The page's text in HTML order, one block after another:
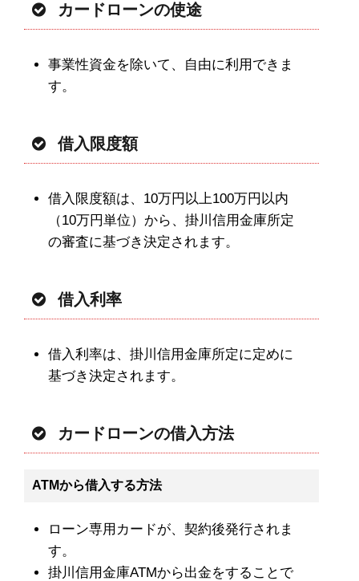
カードローンの使途
事業性資金を除いて、自由に利用できま
す。
借入限度額
借入限度額は、10万円以上100万円以内
（10万円単位）から、掛川信用金庫所定
の審査に基づき決定されます。
借入利率
借入利率は、掛川信用金庫所定に定めに
基づき決定されます。
カードローンの借入方法
ATMから借入する方法
ローン専用カードが、契約後発行されま
す。
掛川信用金庫ATMから出金をすることで